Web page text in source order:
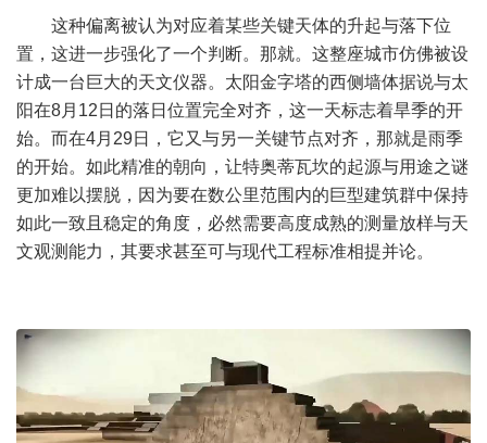
这种偏离被认为对应着某些关键天体的升起与落下位
置，这进一步强化了一个判断。那就。这整座城市仿佛被设
计成一台巨大的天文仪器。太阳金字塔的西侧墙体据说与太
阳在8月12日的落日位置完全对齐，这一天标志着旱季的开
始。而在4月29日，它又与另一关键节点对齐，那就是雨季
的开始。如此精准的朝向，让特奥蒂瓦坎的起源与用途之谜
更加难以摆脱，因为要在数公里范围内的巨型建筑群中保持
如此一致且稳定的角度，必然需要高度成熟的测量放样与天
文观测能力，其要求甚至可与现代工程标准相提并论。